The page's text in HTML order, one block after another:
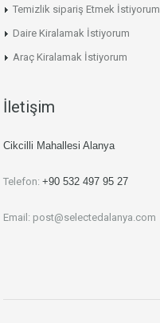
Temizlik sipariş Etmek İstiyorum
Daire Kiralamak İstiyorum
Araç Kiralamak İstiyorum
İletişim
Cikcilli Mahallesi Alanya
Telefon: +90 532 497 95 27
Email: post@selectedalanya.com